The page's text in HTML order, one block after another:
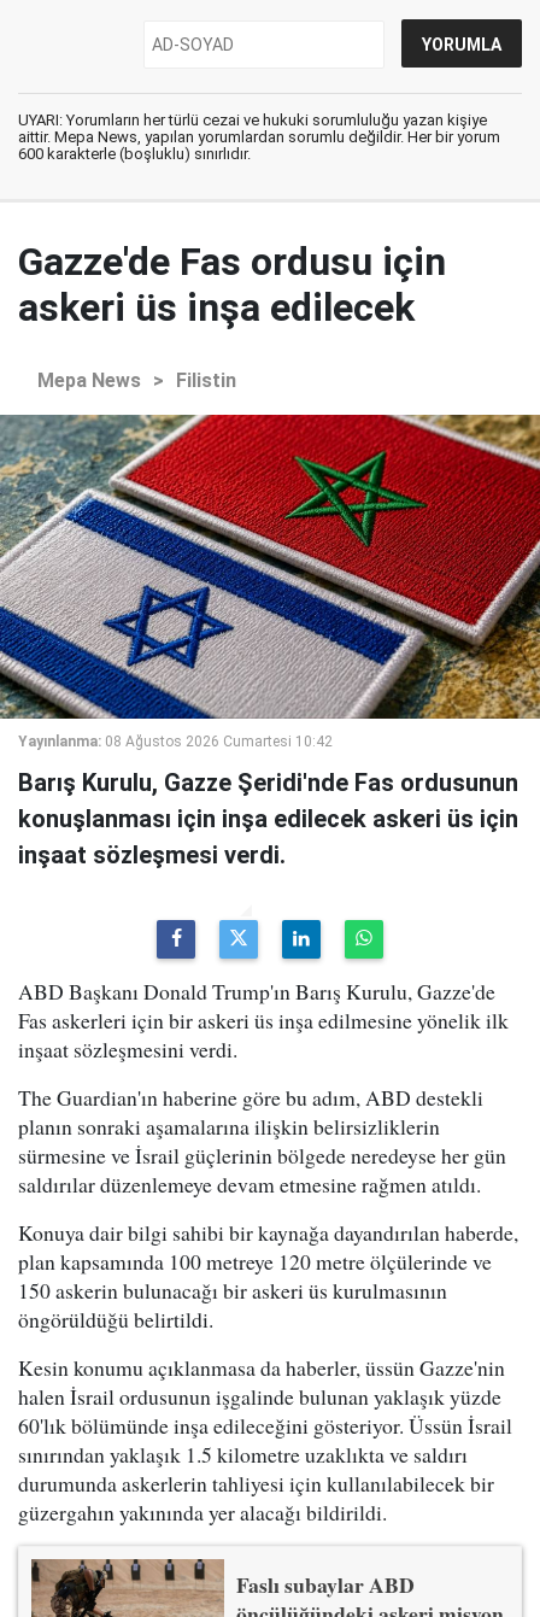
UYARI: Yorumların her türlü cezai ve hukuki sorumluluğu yazan kişiye
aittir. Mepa News, yapılan yorumlardan sorumlu değildir. Her bir yorum
600 karakterle (boşluklu) sınırlıdır.
Gazze'de Fas ordusu için
askeri üs inşa edilecek
Mepa News > Filistin
Yayınlanma: 08 Ağustos 2026 Cumartesi 10:42
Barış Kurulu, Gazze Şeridi'nde Fas ordusunun
konuşlanması için inşa edilecek askeri üs için
inşaat sözleşmesi verdi.
ABD Başkanı Donald Trump'ın Barış Kurulu, Gazze'de
Fas askerleri için bir askeri üs inşa edilmesine yönelik ilk
inşaat sözleşmesini verdi.
The Guardian'ın haberine göre bu adım, ABD destekli
planın sonraki aşamalarına ilişkin belirsizliklerin
sürmesine ve İsrail güçlerinin bölgede neredeyse her gün
saldırılar düzenlemeye devam etmesine rağmen atıldı.
Konuya dair bilgi sahibi bir kaynağa dayandırılan haberde,
plan kapsamında 100 metreye 120 metre ölçülerinde ve
150 askerin bulunacağı bir askeri üs kurulmasının
öngörüldüğü belirtildi.
Kesin konumu açıklanmasa da haberler, üssün Gazze'nin
halen İsrail ordusunun işgalinde bulunan yaklaşık yüzde
60'lık bölümünde inşa edileceğini gösteriyor. Üssün İsrail
sınırından yaklaşık 1.5 kilometre uzaklıkta ve saldırı
durumunda askerlerin tahliyesi için kullanılabilecek bir
güzergahın yakınında yer alacağı bildirildi.
Faslı subaylar ABD